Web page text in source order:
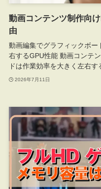
動画コンテンツ制作向
由
動画編集でグラフィックボ
右するGPU性能 動画コンテ
ドは作業効率を大きく左右す
2026年7月11日